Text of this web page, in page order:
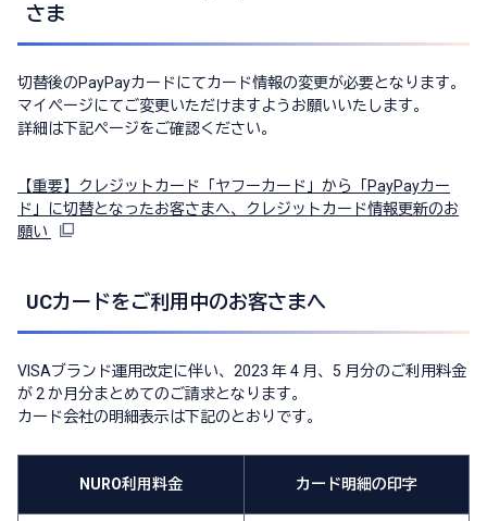
さま
切替後のPayPayカードにてカード情報の変更が必要となります。
マイページにてご変更いただけますようお願いいたします。
詳細は下記ページをご確認ください。
【重要】クレジットカード「ヤフーカード」から「PayPayカー
ド」に切替となったお客さまへ、クレジットカード情報更新のお
願い
UCカードをご利用中のお客さまへ
VISAブランド運用改定に伴い、2023 年 4 月、5 月分のご利用料金
が 2 か月分まとめてのご請求となります。
カード会社の明細表示は下記のとおりです。
NURO利用料金 カード明細の印字